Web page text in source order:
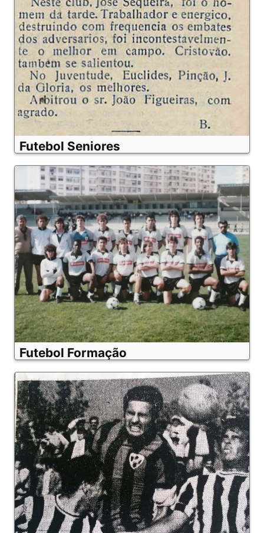
Futebol Seniores
Futebol Formação